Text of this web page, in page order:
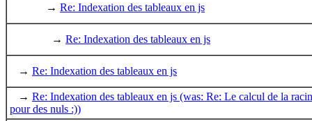
→ Re: Indexation des tableaux en js
→ Re: Indexation des tableaux en js
→ Re: Indexation des tableaux en js
→ Re: Indexation des tableaux en js (was: Re: Le calcul de la
pour des nuls :))